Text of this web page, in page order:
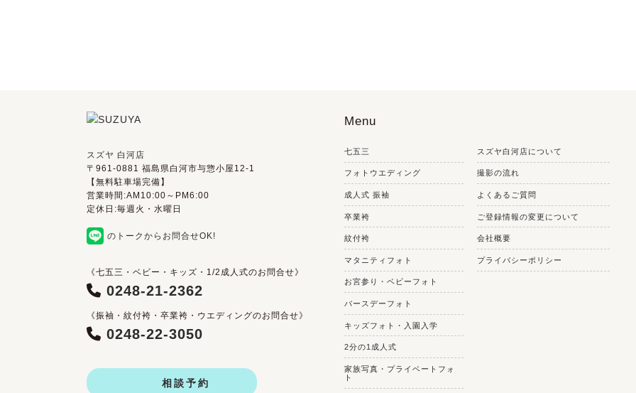
スズヤ 白河店
〒961-0881 福島県白河市与惣小屋12-1
【無料駐車場完備】
営業時間:AM10:00～PM6:00
定休日:毎週火・水曜日
のトークからお問合せOK!
《七五三・ベビー・キッズ・1/2成人式のお問合せ》
0248-21-2362
《振袖・紋付袴・卒業袴・ウエディングのお問合せ》
0248-22-3050
相談予約
Menu
七五三
フォトウエディング
成人式 振袖
卒業袴
紋付袴
マタニティフォト
お宮参り・ベビーフォト
バースデーフォト
キッズフォト・入園入学
2分の1成人式
家族写真・プライベートフォ
ト
スズヤ白河店について
撮影の流れ
よくあるご質問
ご登録情報の変更について
会社概要
プライバシーポリシー